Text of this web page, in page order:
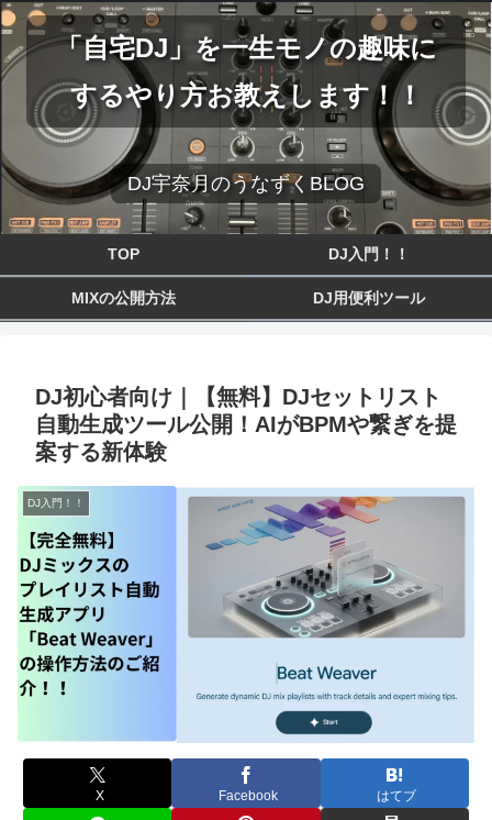
「自宅DJ」を一生モノの趣味に
するやり方お教えします！！
DJ宇奈月のうなずくBLOG
TOP DJ入門！！
MIXの公開方法 DJ用便利ツール
DJ初心者向け｜【無料】DJセットリスト
自動生成ツール公開！AIがBPMや繋ぎを提
案する新体験
DJ入門！！
X Facebook はてブ